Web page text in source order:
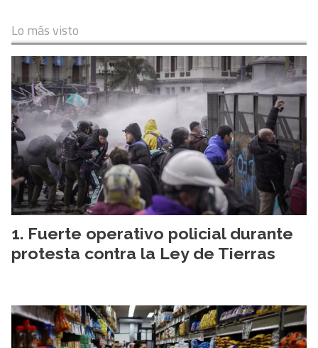
Lo más visto
Fuerte operativo policial durante
protesta contra la Ley de Tierras